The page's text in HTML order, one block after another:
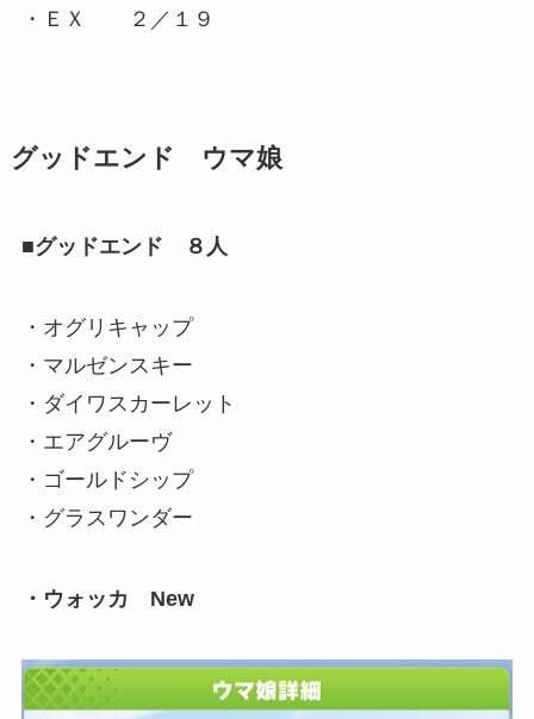
・ＥＸ ２／１９
グッドエンド ウマ娘
■グッドエンド ８人
・オグリキャップ
・マルゼンスキー
・ダイワスカーレット
・エアグルーヴ
・ゴールドシップ
・グラスワンダー
・ウォッカ New